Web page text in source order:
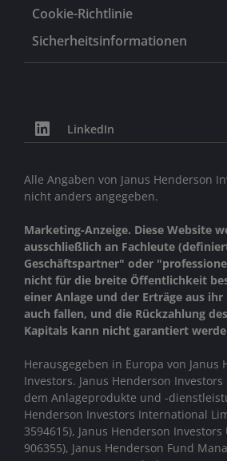
Cookie-Richtlinie
Sicherheitsinformationen
LinkedIn
Alle Angaben von Janus Henderson
nicht anders angegeben.
Marketing-Anzeige. Diese Website
ausschließlich an Fachleute
Geschäftspartner" oder
nicht für die breite Öffentlichkeit
einer Anlage und der Erträge aus
auch fallen, und die Rückzahlung
Kapitals kann nicht garantiert
Herausgegeben in Europa von Janus
Investors. Janus Henderson
dem Anlageprodukte und -
Henderson Investors International
3594615), Janus Henderson
906355), Janus Henderson Fund